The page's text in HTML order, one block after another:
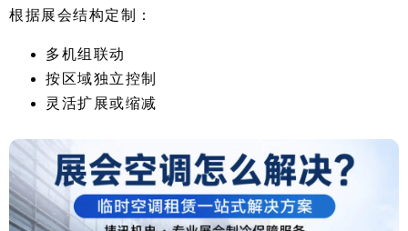
根据展会结构定制：
多机组联动
按区域独立控制
灵活扩展或缩减